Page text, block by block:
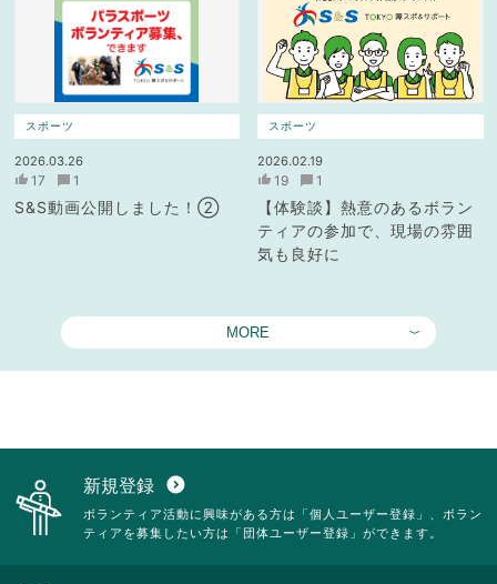
スポーツ
2026.03.26
17 1
S&S動画公開しました！②
スポーツ
2026.02.19
19 1
【体験談】熱意のあるボラン
ティアの参加で、現場の雰囲
気も良好に
MORE
新規登録 expand_circle_down
ボランティア活動に興味がある方は「個人ユーザー登録」、ボラン
ティアを募集したい方は「団体ユーザー登録」ができます。